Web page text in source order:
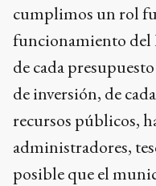
cumplimos un rol
funcionamiento del
de cada
de inversión, de
recursos públicos,
administradores,
posible que el